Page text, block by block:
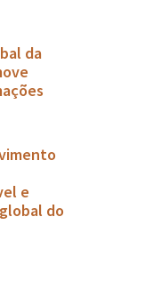
da
e
do